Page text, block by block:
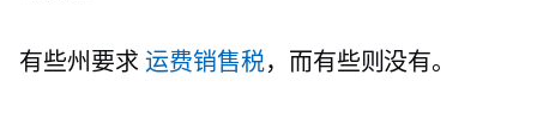
有些州要求运费销售税，而有些则没有。